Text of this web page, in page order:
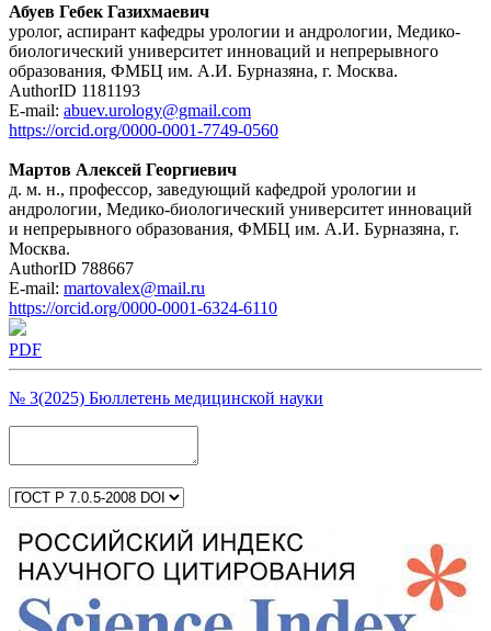
Абуев Гебек Газихмаевич
уролог, аспирант кафедры урологии и андрологии, Медико-
биологический университет инноваций и непрерывного
образования, ФМБЦ им. А.И. Бурназяна, г. Москва.
AuthorID 1181193
E-mail: abuev.urology@gmail.com
https://orcid.org/0000-0001-7749-0560
Мартов Алексей Георгиевич
д. м. н., профессор, заведующий кафедрой урологии и
андрологии, Медико-биологический университет инноваций
и непрерывного образования, ФМБЦ им. А.И. Бурназяна, г.
Москва.
AuthorID 788667
E-mail: martovalex@mail.ru
https://orcid.org/0000-0001-6324-6110
PDF
№ 3(2025) Бюллетень медицинской науки